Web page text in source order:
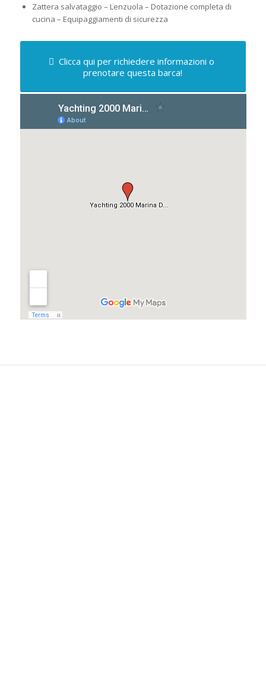
Zattera salvataggio – Lenzuola – Dotazione completa di
cucina – Equipaggiamenti di sicurezza
Clicca qui per richiedere informazioni o
prenotare questa barca!